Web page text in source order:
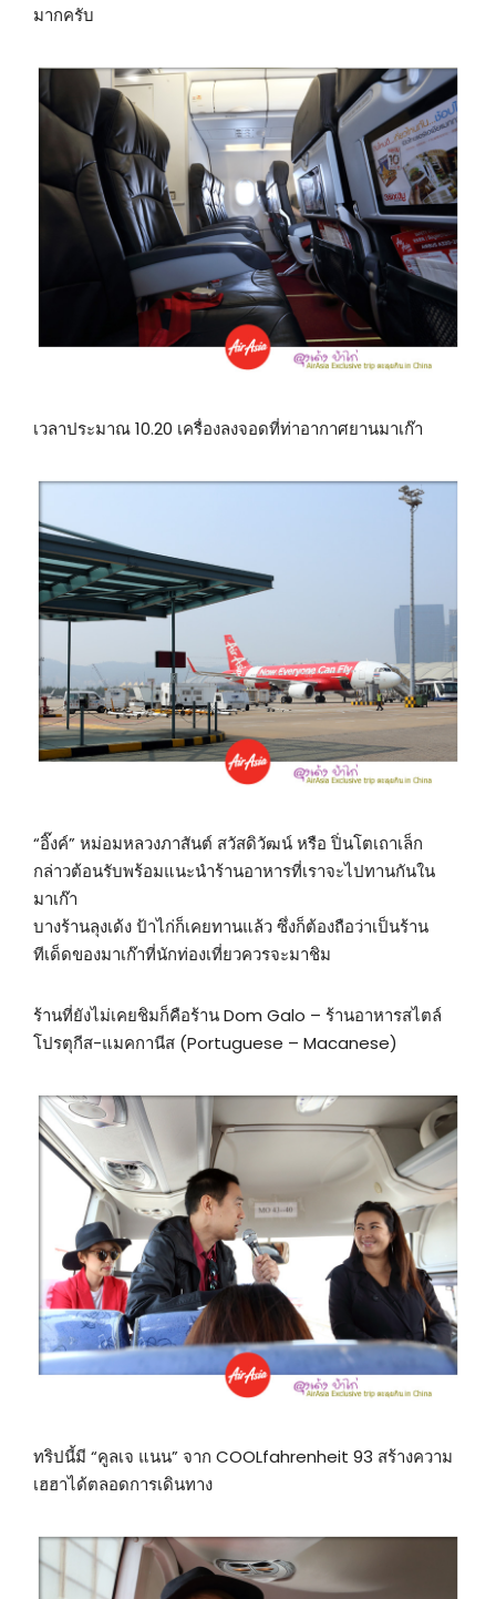
มากครับ
เวลาประมาณ 10.20 เครื่องลงจอดที่ท่าอากาศยานมาเก๊า
“อิ๊งค์” หม่อมหลวงภาสันต์ สวัสดิวัฒน์ หรือ ปิ่นโตเถาเล็ก
กล่าวต้อนรับพร้อมแนะนำร้านอาหารที่เราจะไปทานกันใน
มาเก๊า
บางร้านลุงเด้ง ป้าไก่ก็เคยทานแล้ว ซึ่งก็ต้องถือว่าเป็นร้าน
ทีเด็ดของมาเก๊าที่นักท่องเที่ยวควรจะมาชิม
ร้านที่ยังไม่เคยชิมก็คือร้าน Dom Galo – ร้านอาหารสไตล์
โปรตุกีส-แมคกานีส (Portuguese – Macanese)
ทริปนี้มี “คูลเจ แนน” จาก COOLfahrenheit 93 สร้างความ
เฮฮาได้ตลอดการเดินทาง